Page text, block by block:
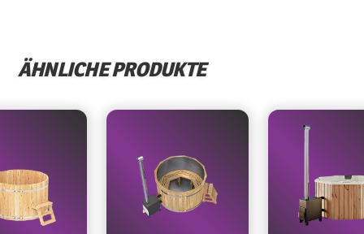
ÄHNLICHE PRODUKTE